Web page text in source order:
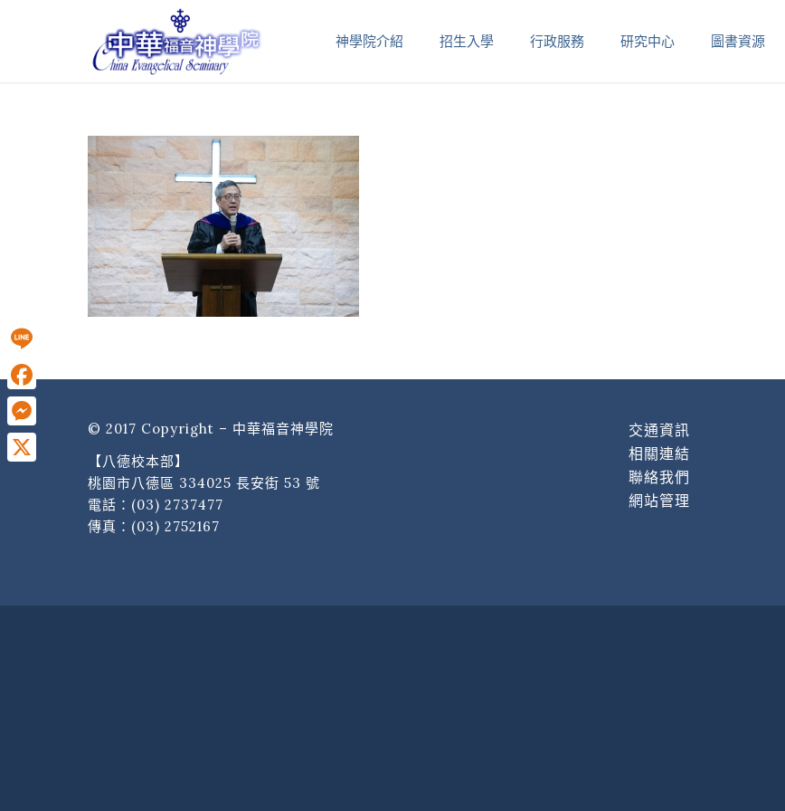
神學院介紹 招生入學 行政服務 研究中心 圖書資源
© 2017 Copyright – 中華福音神學院
【八德校本部】
桃園市八德區 334025 長安街 53 號
電話： (03) 2737477
傳真：(03) 2752167
交通資訊
相關連結
聯絡我們
網站管理
Line
Facebook
Messenger